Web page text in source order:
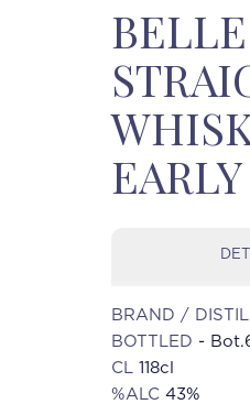
BRAND /
BOTTLED -
CL 118cl
%ALC 43%